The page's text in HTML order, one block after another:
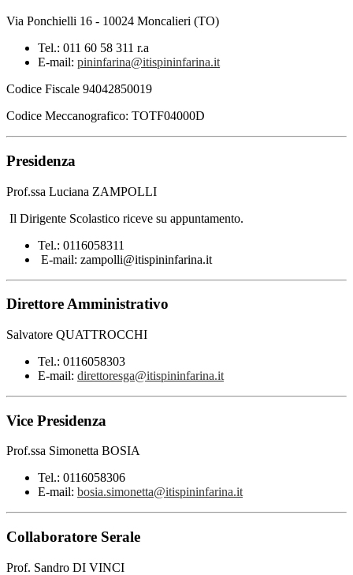
Via Ponchielli 16 - 10024 Moncalieri (TO)
Tel.: 011 60 58 311 r.a
E-mail: pininfarina@itispininfarina.it
Codice Fiscale 94042850019
Codice Meccanografico: TOTF04000D
Presidenza
Prof.ssa Luciana ZAMPOLLI
Il Dirigente Scolastico riceve su appuntamento.
Tel.: 0116058311
E-mail: zampolli@itispininfarina.it
Direttore Amministrativo
Salvatore QUATTROCCHI
Tel.: 0116058303
E-mail: direttoresga@itispininfarina.it
Vice Presidenza
Prof.ssa Simonetta BOSIA
Tel.: 0116058306
E-mail: bosia.simonetta@itispininfarina.it
Collaboratore Serale
Prof. Sandro DI VINCI